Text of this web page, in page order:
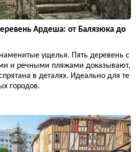
Ардеша: от Балязюка до
ущелья. Пять деревень с
и речными пляжами доказывают,
в деталях. Идеально для те
городов.